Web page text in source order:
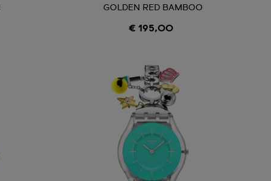
GOLDEN RED BAMBOO
€ 195,00